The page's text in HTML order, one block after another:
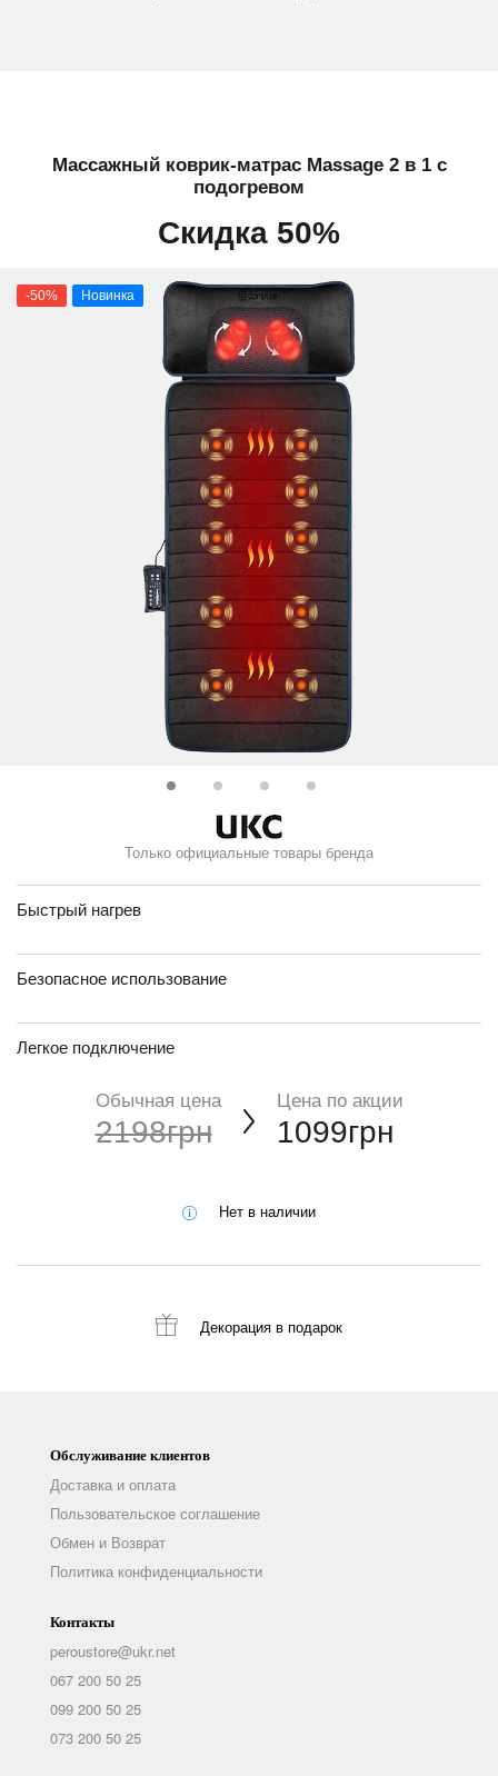
Массажный коврик-матрас Massage 2 в 1 с
подогревом
Скидка 50%
-50% Новинка
Только официальные товары бренда
Быстрый нагрев
Безопасное использование
Легкое подключение
Обычная цена
2198грн
Цена по акции
1099грн
Нет в наличии
Декорация в подарок
Обслуживание клиентов
Доставка и оплата
Пользовательское соглашение
Обмен и Возврат
Политика конфиденциальности
Контакты
peroustore@ukr.net
067 200 50 25
099 200 50 25
073 200 50 25